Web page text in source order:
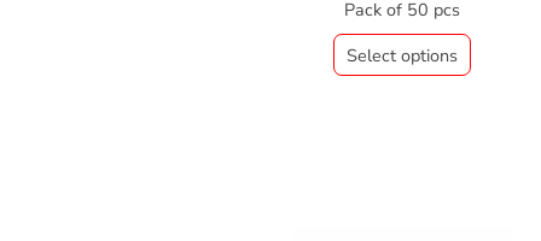
Pack of 50 pcs
Select options